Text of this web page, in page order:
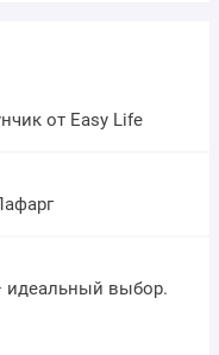
от Easy Life
идеальный выбор.